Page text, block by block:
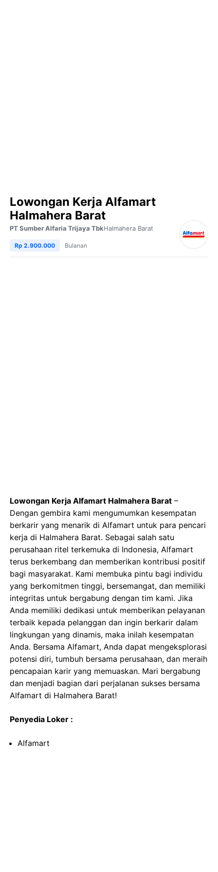
Lowongan Kerja Alfamart
Halmahera Barat
PT Sumber Alfaria Trijaya TbkHalmahera Barat
Rp 2.900.000 Bulanan
Lowongan Kerja Alfamart Halmahera Barat –
Dengan gembira kami mengumumkan kesempatan
berkarir yang menarik di Alfamart untuk para pencari
kerja di Halmahera Barat. Sebagai salah satu
perusahaan ritel terkemuka di Indonesia, Alfamart
terus berkembang dan memberikan kontribusi positif
bagi masyarakat. Kami membuka pintu bagi individu
yang berkomitmen tinggi, bersemangat, dan memiliki
integritas untuk bergabung dengan tim kami. Jika
Anda memiliki dedikasi untuk memberikan pelayanan
terbaik kepada pelanggan dan ingin berkarir dalam
lingkungan yang dinamis, maka inilah kesempatan
Anda. Bersama Alfamart, Anda dapat mengeksplorasi
potensi diri, tumbuh bersama perusahaan, dan meraih
pencapaian karir yang memuaskan. Mari bergabung
dan menjadi bagian dari perjalanan sukses bersama
Alfamart di Halmahera Barat!
Penyedia Loker :
Alfamart